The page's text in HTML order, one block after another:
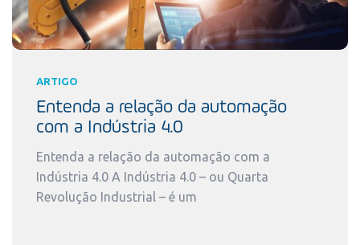
ARTIGO
Entenda a relação da automação
com a Indústria 4.0
Entenda a relação da automação com a
Indústria 4.0 A Indústria 4.0 – ou Quarta
Revolução Industrial – é um